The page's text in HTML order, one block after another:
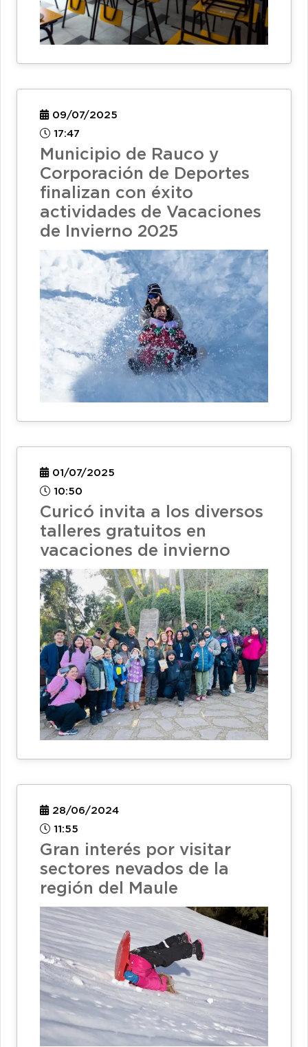
09/07/2025
17:47
Municipio de Rauco y
Corporación de Deportes
finalizan con éxito
actividades de Vacaciones
de Invierno 2025
01/07/2025
10:50
Curicó invita a los diversos
talleres gratuitos en
vacaciones de invierno
28/06/2024
11:55
Gran interés por visitar
sectores nevados de la
región del Maule